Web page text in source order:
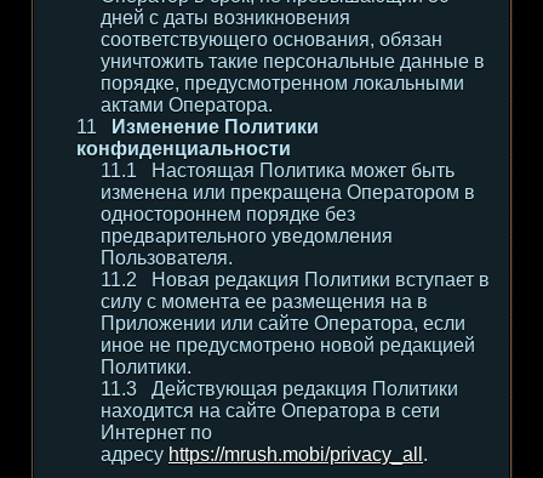
дней с даты возникновения
соответствующего основания, обязан
уничтожить такие персональные данные в
порядке, предусмотренном локальными
актами Оператора.
Изменение Политики
конфиденциальности
Настоящая Политика может быть
изменена или прекращена Оператором в
одностороннем порядке без
предварительного уведомления
Пользователя.
Новая редакция Политики вступает в
силу с момента ее размещения на в
Приложении или сайте Оператора, если
иное не предусмотрено новой редакцией
Политики.
Действующая редакция Политики
находится на сайте Оператора в сети
Интернет по
адресу https://mrush.mobi/privacy_all .